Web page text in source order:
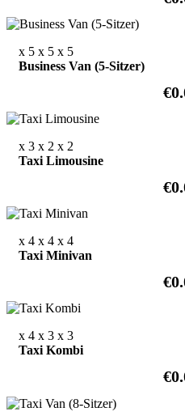
x 5 x 5 x 5
Business Van (5-Sitzer)
x 3 x 2 x 2
Taxi Limousine
x 4 x 4 x 4
Taxi Minivan
x 4 x 3 x 3
Taxi Kombi